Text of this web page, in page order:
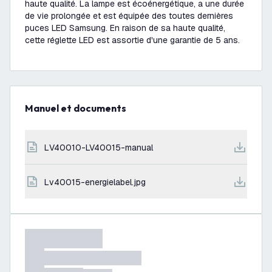
haute qualité. La lampe est écoénergétique, a une durée
de vie prolongée et est équipée des toutes dernières
puces LED Samsung. En raison de sa haute qualité,
cette réglette LED est assortie d'une garantie de 5 ans.
Manuel et documents
LV40010-LV40015-manual
lv40015-energielabel.jpg